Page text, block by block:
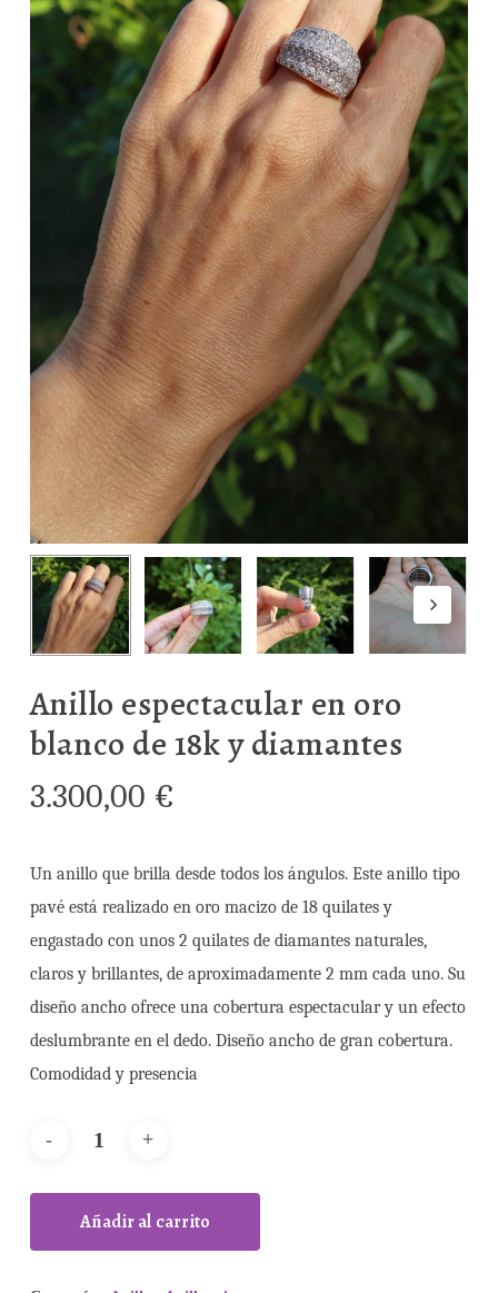
Anillo espectacular en oro
blanco de 18k y diamantes
3.300,00 €
Un anillo que brilla desde todos los ángulos. Este anillo tipo
pavé está realizado en oro macizo de 18 quilates y
engastado con unos 2 quilates de diamantes naturales,
claros y brillantes, de aproximadamente 2 mm cada uno. Su
diseño ancho ofrece una cobertura espectacular y un efecto
deslumbrante en el dedo. Diseño ancho de gran cobertura.
Comodidad y presencia
Añadir al carrito